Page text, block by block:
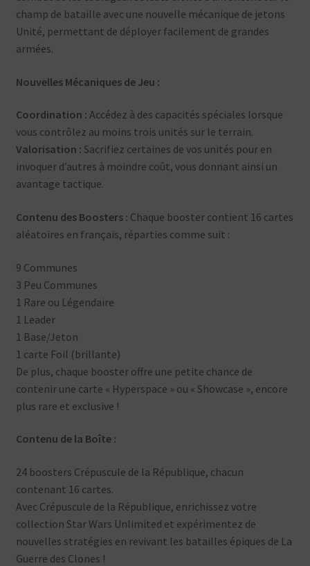
champ de bataille avec une nouvelle mécanique de jetons
Unité, permettant de déployer facilement de grandes
armées.
Nouvelles Mécaniques de Jeu :
Coordination : Accédez à des capacités spéciales lorsque
vous contrôlez au moins trois unités sur le terrain.
Valorisation : Sacrifiez certaines de vos unités pour en
invoquer d’autres à moindre coût, vous donnant ainsi un
avantage tactique.
Contenu des Boosters : Chaque booster contient 16 cartes
aléatoires en français, réparties comme suit :
9 Communes
3 Peu Communes
1 Rare ou Légendaire
1 Leader
1 Base/Jeton
1 carte Foil (brillante)
De plus, chaque booster offre une petite chance de
contenir une carte « Hyperspace » ou « Showcase », encore
plus rare et exclusive !
Contenu de la Boîte :
24 boosters Crépuscule de la République, chacun
contenant 16 cartes.
Avec Crépuscule de la République, enrichissez votre
collection Star Wars Unlimited et expérimentez de
nouvelles stratégies en revivant les batailles épiques de La
Guerre des Clones !